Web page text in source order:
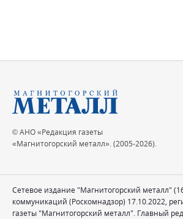
© АНО «Редакция газеты
«Магнитогорский металл». (2005-2026).
Сетевое издание "Магнитогорский металл"
коммуникаций (Роскомнадзор) 17.10.2022,
газеты "Магнитогорский металл". Главный